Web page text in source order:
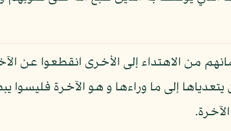
من الاهتداء إلى الأخرى انقطعوا عن
إلى ما وراءها و هو الآخرة فليسوا